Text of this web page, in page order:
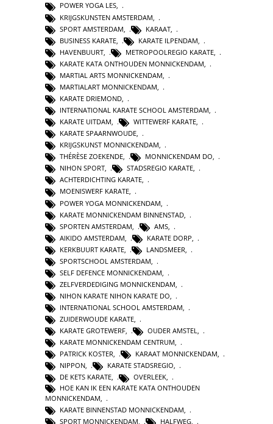
POWER YOGA LES,
KRIJGSKUNSTEN AMSTERDAM
SPORT AMSTERDAM
KARAAT
BUSINESS KARATE
KARATE ILPENDAM
HAVENBUURT
METROPOOLREGIO KARATE
KARATE KATA ONTHOUDEN MONNICKENDAM
MARTIAL ARTS MONNICKENDAM
MARTIALART MONNICKENDAM
KARATE DRIEMOND
INTERNATIONAL KARATE SCHOOL AMSTERDAM,
KARATE UITDAM, WITTEWERF KARATE,
KARATE SPAARNWOUDE,
KRIJGSKUNST MONNICKENDAM,
THÉRÈSE ZOEKENDE, MONNICKENDAM DO,
NIHON SPORT, STADSREGIO KARATE,
ACHTERDICHTING KARATE,
MOENISWERF KARATE,
POWER YOGA MONNICKENDAM
KARATE MONNICKENDAM BINNENSTAD
SPORTEN AMSTERDAM
AMS
AIKIDO AMSTERDAM
KARATE DORP
KERKBUURT KARATE
LANDSMEER
SPORTSCHOOL AMSTERDAM
SELF DEFENCE MONNICKENDAM
ZELFVERDEDIGING MONNICKENDAM
NIHON KARATE NIHON KARATE DO,
INTERNATIONAL SCHOOL AMSTERDAM,
ZUIDERWOUDE KARATE,
KARATE GROTEWERF, OUDER AMSTEL,
KARATE MONNICKENDAM CENTRUM,
PATRICK KOSTER, KARAAT MONNICKENDAM,
NIPPON, KARATE STADSREGIO,
DE KETS KARATE, OVERLEEK,
HOE KAN IK EEN KARATE KATA ONTHOUDEN
MONNICKENDAM
KARATE BINNENSTAD MONNICKENDAM
SPORT MONNICKENDAM
HALFWEG